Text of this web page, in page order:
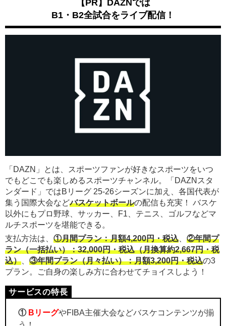
【PR】DAZNでは
B1・B2全試合をライブ配信！
「DAZN」とは、スポーツファンが好きなスポーツをいつ
でもどこでも楽しめるスポーツチャンネル。「DAZNスタ
ンダード」ではBリーグ 25-26シーズンに加え、各国代表が
集う国際大会などバスケットボールの配信も充実！ バスケ
以外にもプロ野球、サッカー、F1、テニス、ゴルフなどマ
ルチスポーツを堪能できる。
支払方法は、 ①月間プラン：月額4,200円・税込、 ②年間プ
ラン（一括払い）：32,000円・税込（月換算約2,667円・税
込）、 ③年間プラン（月々払い）：月額3,200円・税込の3
プラン。ご自身の楽しみ方に合わせてチョイスしよう！
① BリーグやFIBA主催大会などバスケコンテンツが揃